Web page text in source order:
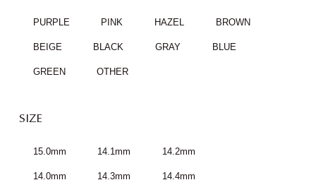
PURPLE PINK HAZEL BROWN
BEIGE BLACK GRAY BLUE
GREEN OTHER
SIZE
15.0mm 14.1mm 14.2mm
14.0mm 14.3mm 14.4mm